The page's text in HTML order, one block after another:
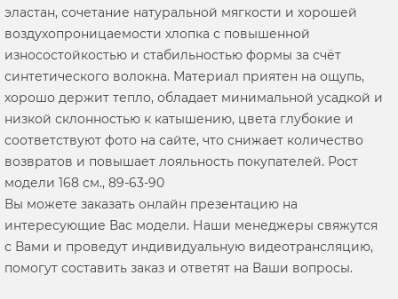
эластан, сочетание натуральной мягкости и хорошей
воздухопроницаемости хлопка с повышенной
износостойкостью и стабильностью формы за счёт
синтетического волокна. Материал приятен на ощупь,
хорошо держит тепло, обладает минимальной усадкой и
низкой склонностью к катышению, цвета глубокие и
соответствуют фото на сайте, что снижает количество
возвратов и повышает лояльность покупателей. Рост
модели 168 см., 89-63-90
Вы можете заказать онлайн презентацию на
интересующие Вас модели. Наши менеджеры свяжутся
с Вами и проведут индивидуальную видеотрансляцию,
помогут составить заказ и ответят на Ваши вопросы.